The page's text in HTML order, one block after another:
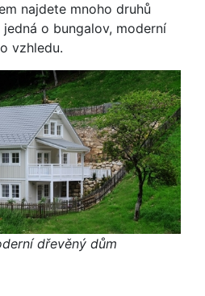
najdete mnoho druhů
o bungalov, moderní
vzhledu.
dřevěný dům